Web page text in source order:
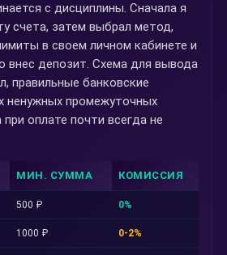
с дисциплины. Сначала я
счета, затем выбрал метод,
в своем личном кабинете и
внес депозит. Схема для вывода
правильные банковские
ненужных промежуточных
оплате почти всегда не
МИН. СУММА КОМИССИЯ
500 ₽ 0%
1000 ₽ 0-2%